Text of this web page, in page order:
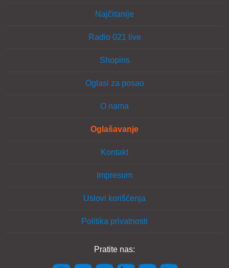
Najčitanije
Radio 021 live
Shopins
Oglasi za posao
O nama
Oglašavanje
Kontakt
Impresum
Uslovi korišćenja
Politika privatnosti
Pratite nas: